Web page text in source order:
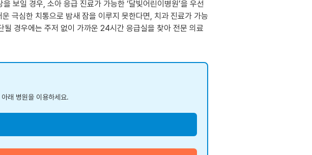
보일 경우, 소아 응급 진료가 가능한 ‘달빛어린이병원’을 우선
극심한 치통으로 밤새 잠을 이루지 못한다면, 치과 진료가 가능
경우에는 주저 없이 가까운 24시간 응급실을 찾아 전문 의료
래 병원을 이용하세요.